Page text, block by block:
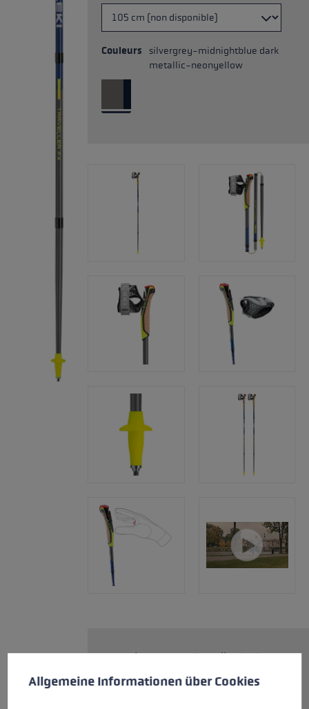
Couleurs
silvergrey-midnightblue dark
metallic-neonyellow
Avec le nouveau Traveller FX.One
Carbon, vous allez encore plus
vite ! Le bâton pliable en
This website uses cookies to give you the best possible experience.
Allgemeine Informationen über Cookies